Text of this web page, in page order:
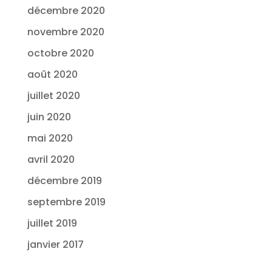
décembre 2020
novembre 2020
octobre 2020
août 2020
juillet 2020
juin 2020
mai 2020
avril 2020
décembre 2019
septembre 2019
juillet 2019
janvier 2017